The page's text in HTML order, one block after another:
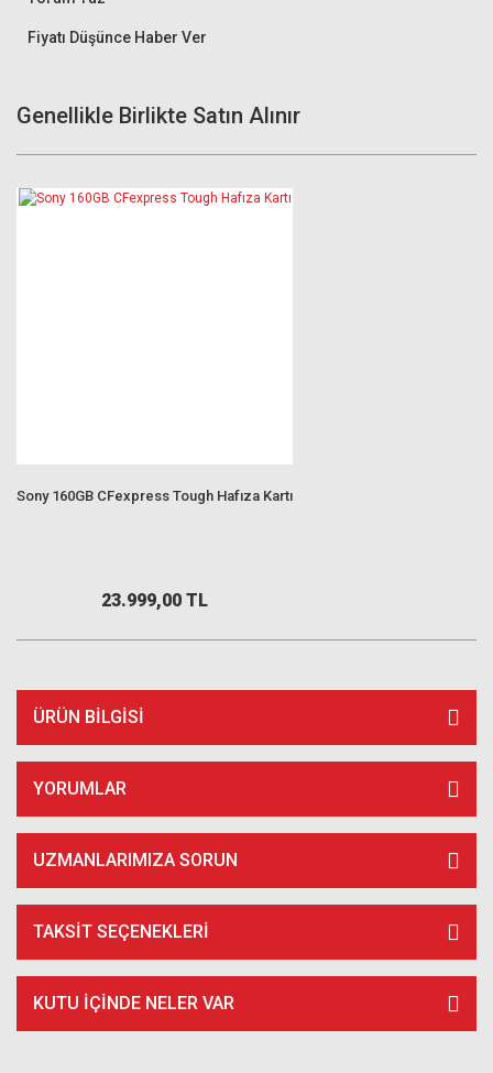
Fiyatı Düşünce Haber Ver
Genellikle Birlikte Satın Alınır
Sony 160GB CFexpress Tough Hafıza Kartı
23.999,00 TL
ÜRÜN BILGISI
YORUMLAR
UZMANLARIMIZA SORUN
TAKSIT SEÇENEKLERI
KUTU İÇİNDE NELER VAR